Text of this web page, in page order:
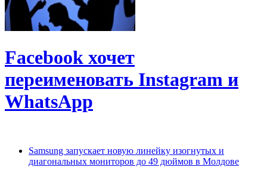
Facebook хочет
переименовать Instagram и
WhatsApp
Samsung запускает новую линейку изогнутых и
диагональных мониторов до 49 дюймов в Молдове